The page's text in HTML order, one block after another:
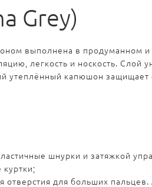
Grey)
выполнена в продуманном
легкость и носкость. Слой
утеплённый капюшон
шнурки и затяжкой
куртки;
для больших